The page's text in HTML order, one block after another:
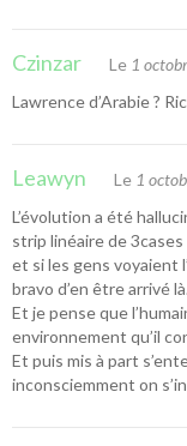
Czinzar Le 1
Lawrence d’Arabie ?
Leawyn Le 1
L’évolution a été
strip linéaire de 3cases
et si les gens voyaient
bravo d’en être arrivé là.
Et je pense que
environnement qu’il
Et puis mis à part
inconsciemment on